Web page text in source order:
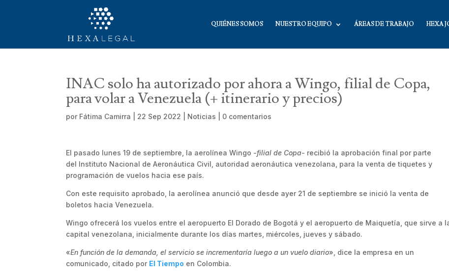
QUIÉNES SOMOS NUESTRO EQUIPO ÁREAS DE TRABAJO HEXA
INAC solo ha autorizado por ahora a Wingo, filial de Copa,
para volar a Venezuela (+ itinerario y precios)
por Fátima Camirra 22 Sep 2022 Noticias 0 comentarios
El pasado lunes 19 de septiembre, la aerolínea Wingo -filial de Copa- recibió la aprobación final por parte
del Instituto Nacional de Aeronáutica Civil, autoridad aeronáutica venezolana, para la venta de tiquetes y
programación de vuelos hacia ese país.
Con este requisito aprobado, la aerolínea anunció que desde ayer 21 de septiembre se inició la venta de
boletos hacia Venezuela.
Wingo ofrecerá los vuelos entre el aeropuerto El Dorado de Bogotá y el aeropuerto de Maiquetía, que sirve a
capital venezolana, inicialmente durante los días martes, miércoles, jueves y sábado.
«En función de la demanda, el servicio se incrementaría luego a un vuelo diario», dice la empresa en un
comunicado, citado por El Tiempo en Colombia.